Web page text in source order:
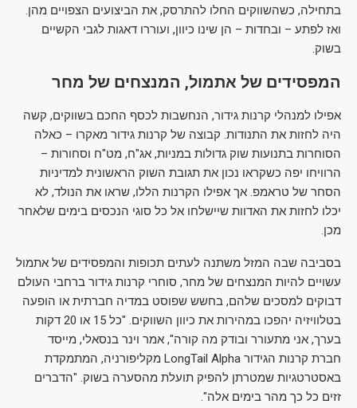
בתחילה, כשהשווקים החלו להתרסק, את הביצועים הצפויים מהן.
ואז לפתע – ובחדות – הן שינו כיוון, ועוררו דאגות לגבי הקשיים
בשוק.
המפסידים של אתמול, המנצחים של מחר
אפילו למנהלי קרנות גידור, הנחשבות לכסף החכם בשווקים, קשה
היה לחזות את התנודות. קבוצה של קרנות גידור מאקרו – כאלה
הסוחרות בתנועות שוק גדולות במניות, אג"ח, מט"ח וסחורות –
הרוויחו יפה כשקראו נכון את תגובת השוק הראשונית למדיניות
הסחר של טראמפ. אך אפילו הקרנות הללו, שראו את הנולד, לא
יכלו לחזות את האדוות שיישלחו אל כל סוגי הנכסים בימים שלאחר
מכן.
בסביבה שבה המזל משתנה לעתים תכופות והמפסידים של אתמול
עשויים להיות המנצחים של מחר, סוחרי קרנות גידור ברחבי העולם
דבוקים למסכים שלהם, בחשש שפוסט במדיה חברתית או הופעה
בטלוויזיה יהפכו במהירות את כיוון השווקים. "כל 15 או 20 דקות
בערך, אני מתעורר ובודק מה קורה", אמר וינר בנסאלי, מייסד
חברת קרנות הגידור LongTail Alpha מקליפורניה, המתמקדת
באסטרטגיות שמטרתן להפיק תועלת מהסערה בשוק. "הדברים
זזים כל כך מהר בימים אלה".